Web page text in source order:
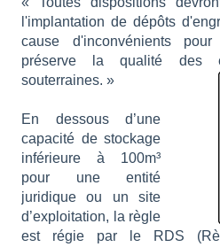
l'implantation de dépôts
cause d'inconvénients
préserve la qualité des
souterraines. »
En dessous d’une
capacité de stockage
inférieure à 100m³
pour une entité
juridique ou un site
d’exploitation, la règle
est régie par le RDS